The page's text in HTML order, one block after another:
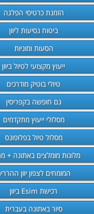
הזמנת כרטיסי הפלגה
ביטוח נסיעות ליוון
הסעות ומוניות
ייעוץ מקצועי לטיול ביוון
טיולי בוטיק מודרכים
גם חופשה בקפריסין
מסלולי ייעוץ מתקדמים
מסלול טיול בפלופונס
מלונות מומלצים באתונה +
המומחים לצפון יוון
רכישת Esim ביוון
סיור באתונה בעברית